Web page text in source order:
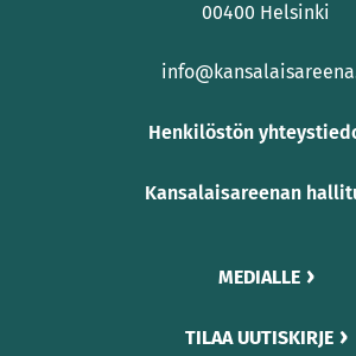
00400 Helsinki
Henkilöstön
Kansalaisareenan
MEDIALLE
TILAA UUTISKIRJE